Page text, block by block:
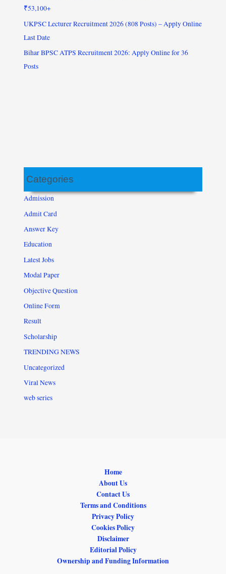
₹53,100+
UKPSC Lecturer Recruitment 2026 (808 Posts) – Apply Online
Last Date
Bihar BPSC ATPS Recruitment 2026: Apply Online for 36
Posts
Categories
Admission
Admit Card
Answer Key
Education
Latest Jobs
Modal Paper
Objective Question
Online Form
Result
Scholarship
TRENDING NEWS
Uncategorized
Viral News
web series
Home
About Us
Contact Us
Terms and Conditions
Privacy Policy
Cookies Policy
Disclaimer
Editorial Policy
Ownership and Funding Information